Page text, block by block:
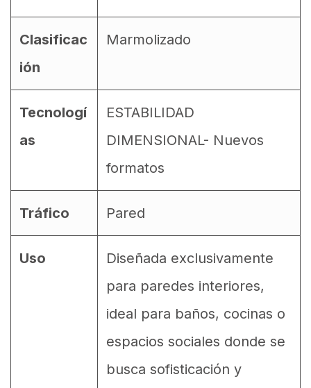
Clasificac
ión
Marmolizado
Tecnologí
as
ESTABILIDAD
DIMENSIONAL- Nuevos
formatos
Tráfico Pared
Uso
Diseñada exclusivamente
para paredes interiores,
ideal para baños, cocinas o
espacios sociales donde se
busca sofisticación y